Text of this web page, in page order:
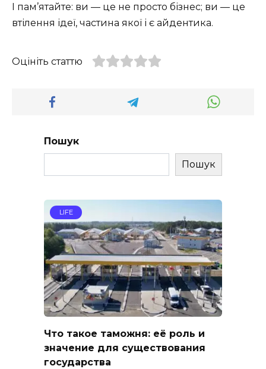
І пам’ятайте: ви — це не просто бізнес; ви — це
втілення ідеї, частина якої і є айдентика.
Оцініть статтю
Пошук
Пошук
LIFE
Что такое таможня: её роль и
значение для существования
государства